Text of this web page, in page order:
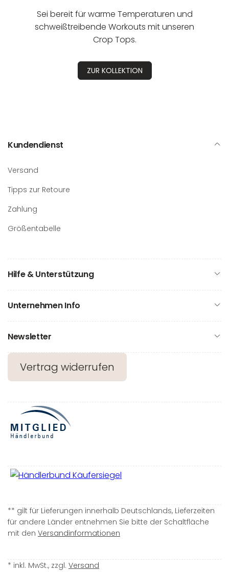
Sei bereit für warme Temperaturen und
schweißtreibende Workouts mit unseren
Crop Tops.
ZUR KOLLEKTION
Kundendienst
Versand
Tipps zur Retoure
Zahlung
Größentabelle
Hilfe & Unterstützung
Unternehmen Info
Newsletter
Vertrag widerrufen
** gilt für Lieferungen innerhalb Deutschlands, Lieferzeiten
für andere Länder entnehmen Sie bitte der Schaltfläche
mit den Versandinformationen
* inkl. MwSt., zzgl. Versand